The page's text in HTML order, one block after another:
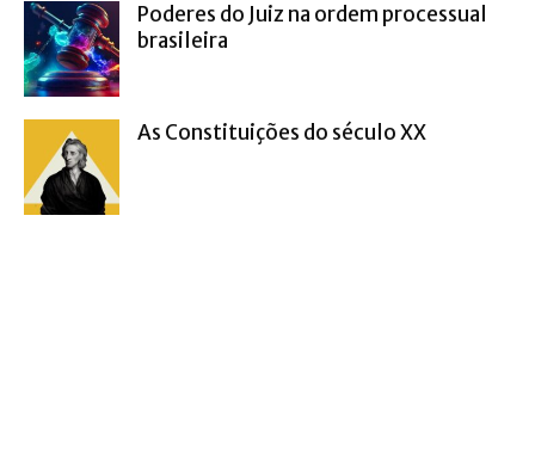
Poderes do Juiz na ordem processual
brasileira
As Constituições do século XX